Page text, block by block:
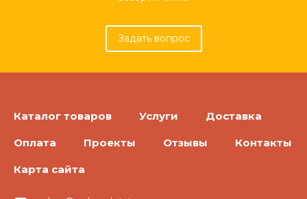
Задать вопрос
Каталог товаров Услуги Доставка
Оплата Проекты Отзывы Контакты
Карта сайта